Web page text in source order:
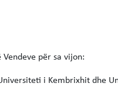
për sa vijon:
i Kembrixhit dhe